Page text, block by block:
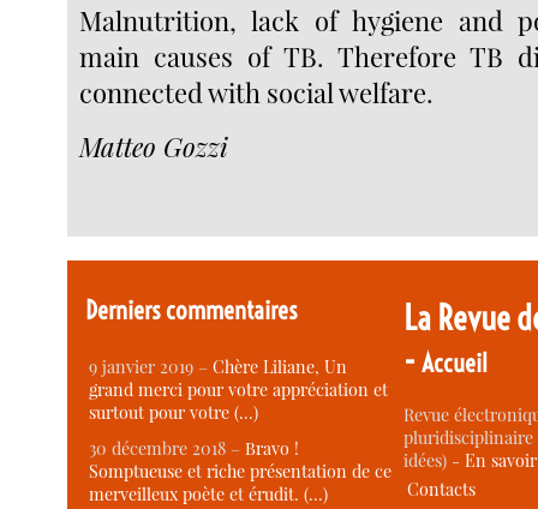
Malnutrition, lack of hygiene and
main causes of TB. Therefore TB
connected with social welfare.
Matteo Gozzi
Derniers commentaires
9 janvier 2019 –Chère Liliane, Un
grand merci pour votre appréciation et
surtout pour votre (…)
30 décembre 2018 –Bravo !
Somptueuse et riche présentation de ce
merveilleux poète et érudit. (…)
La Revue
-Accueil
Revue
idées) -En
Contacts